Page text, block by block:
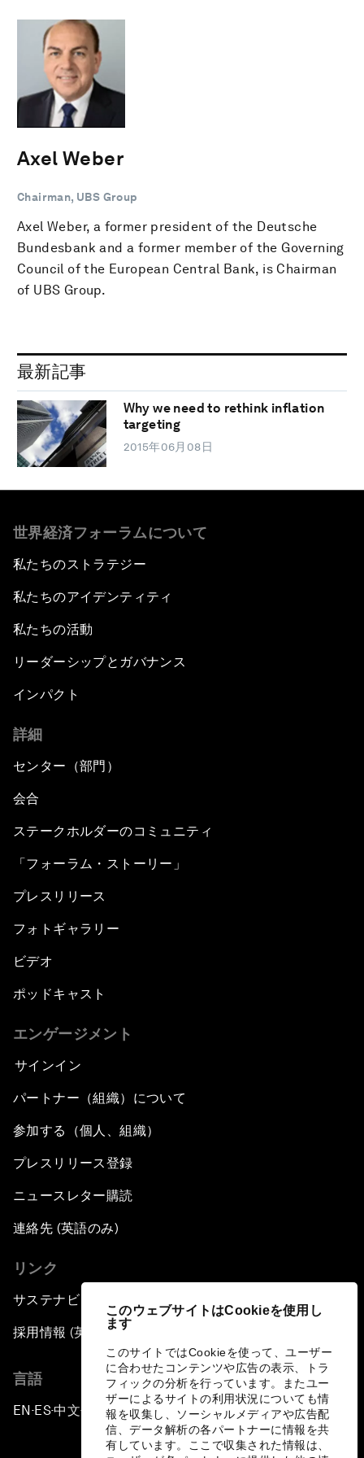
このウェブサイトはCookieを使用し
ます
このサイトではCookieを使って、ユーザー
に合わせたコンテンツや広告の表示、トラ
フィックの分析を行っています。またユー
ザーによるサイトの利用状況についても情
報を収集し、ソーシャルメディアや広告配
信、データ解析の各パートナーに情報を共
有しています。ここで収集された情報は、
Axel Weber
Chairman, UBS Group
Axel Weber, a former president of the Deutsche
Bundesbank and a former member of the Governing
Council of the European Central Bank, is Chairman
of UBS Group.
最新記事
Why we need to rethink inflation
targeting
2015年06月08日
世界経済フォーラムについて
私たちのストラテジー
私たちのアイデンティティ
私たちの活動
リーダーシップとガバナンス
インパクト
詳細
センター（部門）
会合
ステークホルダーのコミュニティ
「フォーラム・ストーリー」
プレスリリース
フォトギャラリー
ビデオ
ポッドキャスト
エンゲージメント
サインイン
パートナー（組織）について
参加する（個人、組織）
プレスリリース登録
ニュースレター購読
連絡先 (英語のみ)
リンク
サステナビリティへの取り組み
採用情報 (英語のみ)
言語
EN ▪ES▪中文▪ 日本語